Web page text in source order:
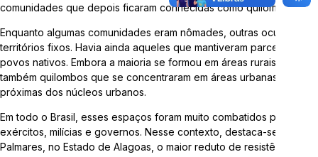
comunidades que depois ficaram conhecidas como quilombos.
Enquanto algumas comunidades eram nômades, outras ocuparam
territórios fixos. Havia ainda aqueles que mantiveram parcerias com
povos nativos. Embora a maioria se formou em áreas rurais, havia
também quilombos que se concentraram em áreas urbanas ou
próximas dos núcleos urbanos.
Em todo o Brasil, esses espaços foram muito combatidos por
exércitos, milícias e governos. Nesse contexto, destaca-se
Palmares, no Estado de Alagoas, o maior reduto de resistência à
"Esta obra foi realizada com recursos da Lei Complementar
nº 195/2022, Lei Paulo Gustavo"